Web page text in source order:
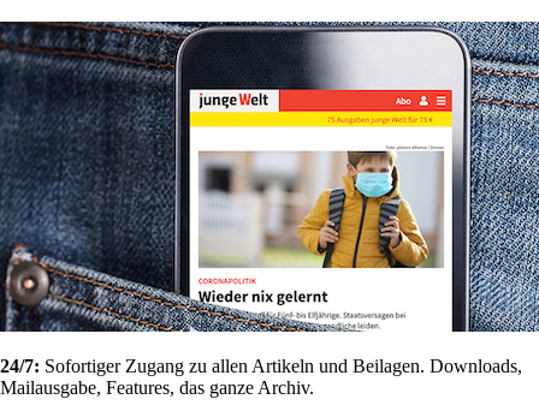
24/7: Sofortiger Zugang zu allen Artikeln und Beilagen. Downloads,
Mailausgabe, Features, das ganze Archiv.